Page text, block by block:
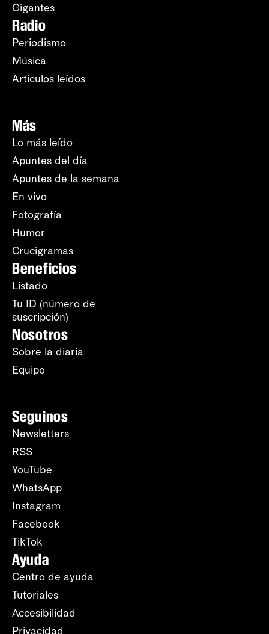
Gigantes
Radio
Periodismo
Música
Artículos leídos
Más
Lo más leído
Apuntes del día
Apuntes de la semana
En vivo
Fotografía
Humor
Crucigramas
Beneficios
Listado
Tu ID (número de
suscripción)
Nosotros
Sobre la diaria
Equipo
Seguinos
Newsletters
RSS
YouTube
WhatsApp
Instagram
Facebook
TikTok
Ayuda
Centro de ayuda
Tutoriales
Accesibilidad
Privacidad